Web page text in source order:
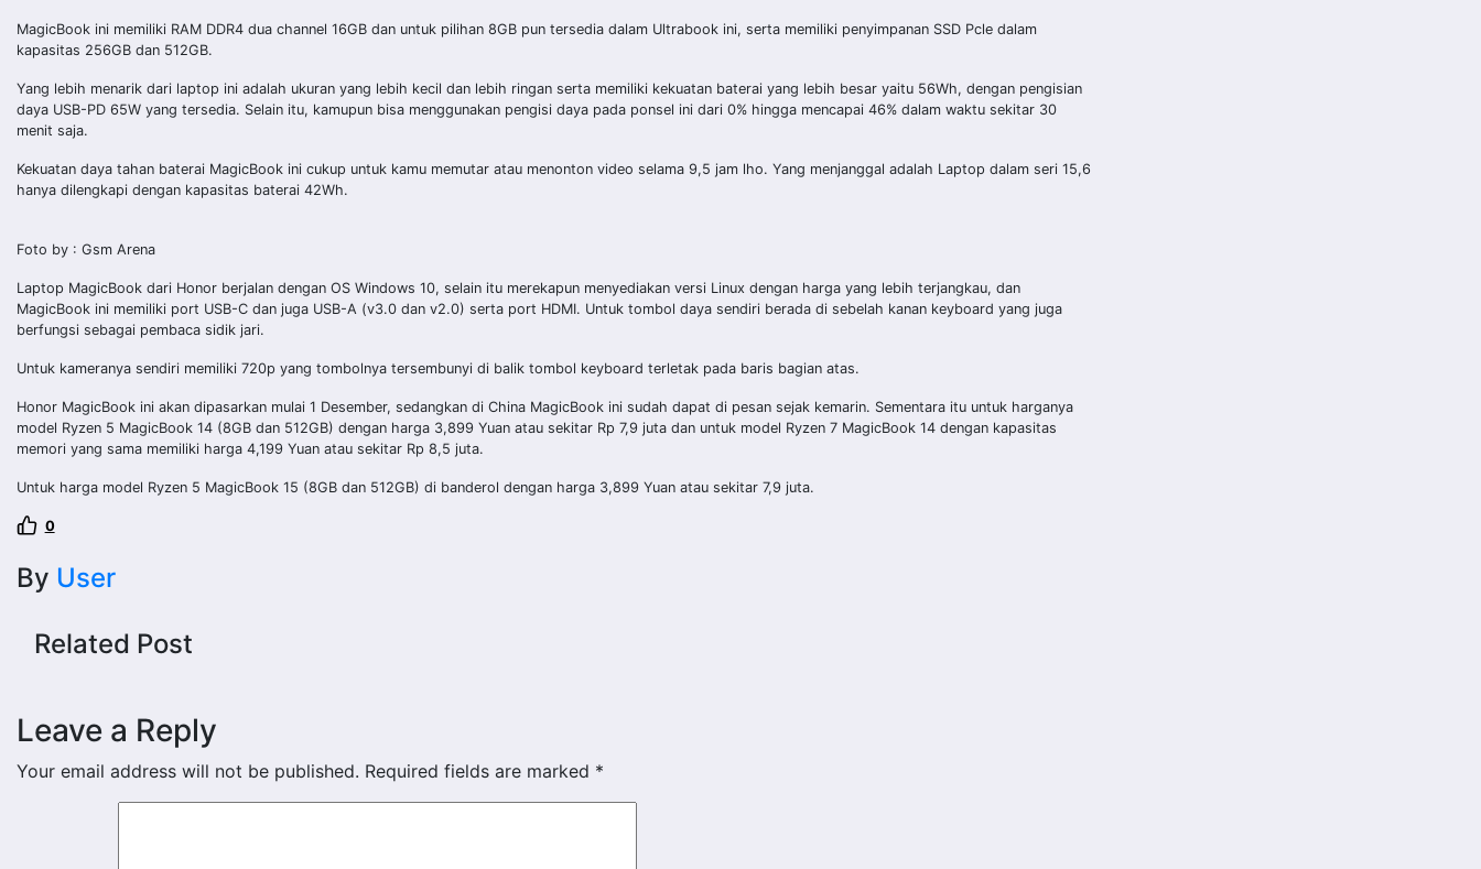
MagicBook ini memiliki RAM DDR4 dua channel 16GB dan untuk pilihan 8GB pun tersedia dalam Ultrabook ini, serta memiliki penyimpanan SSD Pcle dalam
kapasitas 256GB dan 512GB.
Yang lebih menarik dari laptop ini adalah ukuran yang lebih kecil dan lebih ringan serta memiliki kekuatan baterai yang lebih besar yaitu 56Wh, dengan pengisian
daya USB-PD 65W yang tersedia. Selain itu, kamupun bisa menggunakan pengisi daya pada ponsel ini dari 0% hingga mencapai 46% dalam waktu sekitar 30
menit saja.
Kekuatan daya tahan baterai MagicBook ini cukup untuk kamu memutar atau menonton video selama 9,5 jam lho. Yang menjanggal adalah Laptop dalam seri 15,6
hanya dilengkapi dengan kapasitas baterai 42Wh.
Foto by : Gsm Arena
Laptop MagicBook dari Honor berjalan dengan OS Windows 10, selain itu merekapun menyediakan versi Linux dengan harga yang lebih terjangkau, dan
MagicBook ini memiliki port USB-C dan juga USB-A (v3.0 dan v2.0) serta port HDMI. Untuk tombol daya sendiri berada di sebelah kanan keyboard yang juga
berfungsi sebagai pembaca sidik jari.
Untuk kameranya sendiri memiliki 720p yang tombolnya tersembunyi di balik tombol keyboard terletak pada baris bagian atas.
Honor MagicBook ini akan dipasarkan mulai 1 Desember, sedangkan di China MagicBook ini sudah dapat di pesan sejak kemarin. Sementara itu untuk harganya
model Ryzen 5 MagicBook 14 (8GB dan 512GB) dengan harga 3,899 Yuan atau sekitar Rp 7,9 juta dan untuk model Ryzen 7 MagicBook 14 dengan kapasitas
memori yang sama memiliki harga 4,199 Yuan atau sekitar Rp 8,5 juta.
Untuk harga model Ryzen 5 MagicBook 15 (8GB dan 512GB) di banderol dengan harga 3,899 Yuan atau sekitar 7,9 juta.
0
By User
Related Post
Leave a Reply
Your email address will not be published. Required fields are marked *